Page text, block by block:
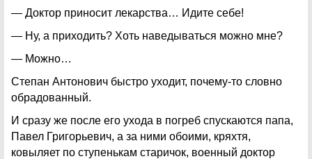
— Доктор приносит лекарства… Идите себе!
— Ну, а приходить? Хоть наведываться можно мне?
— Можно…
Степан Антонович быстро уходит, почему-то словно
обрадованный.
И сразу же после его ухода в погреб спускаются папа,
Павел Григорьевич, а за ними обоими, кряхтя,
ковыляет по ступенькам старичок, военный доктор